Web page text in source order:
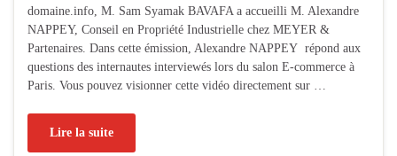
domaine.info, M. Sam Syamak BAVAFA a accueilli M. Alexandre
NAPPEY, Conseil en Propriété Industrielle chez MEYER &
Partenaires. Dans cette émission, Alexandre NAPPEY répond aux
questions des internautes interviewés lors du salon E-commerce à
Paris. Vous pouvez visionner cette vidéo directement sur …
Lire la suite